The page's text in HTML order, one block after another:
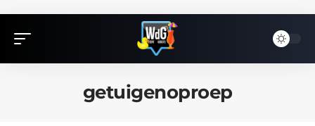
getuigenoproep